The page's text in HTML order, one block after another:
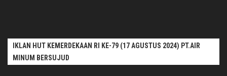
IKLAN HUT KEMERDEKAAN RI KE-79 (17 AGUSTUS 2024) PT.AIR
MINUM BERSUJUD